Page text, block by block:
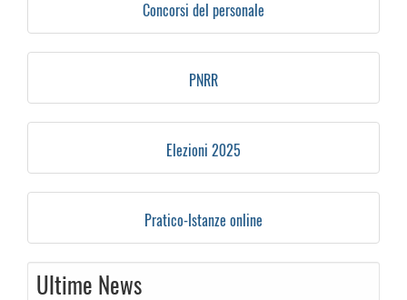
Concorsi del personale
PNRR
Elezioni 2025
Pratico-Istanze online
Ultime News